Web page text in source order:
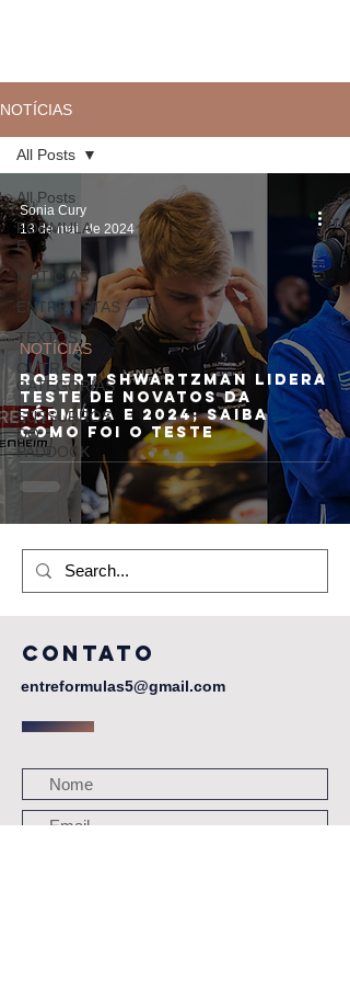
NOTÍCIAS
All Posts
FÓRMULA
E
NOTÍCIAS
ENTREVISTAS
TEXTOS
OUTRAS
CATEGORIAS
SUSSURROS
DO
PADDOCK
All Posts
Robert Shwartzman lidera
Teste de Novatos da
Fórmula E 2024; saiba
como foi o teste
NOTÍCIAS
Sonia Cury
13 de mai. de 2024
CONTATO
entreformulas5@gmail.com